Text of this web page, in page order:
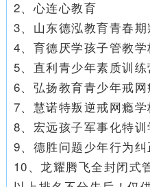
2、心连心教育
3、山东德泓教育青春
4、育德厌学孩子管教学
5、直利青少年素质训练
6、弘扬教育青少年戒网
7、慧诺特叛逆戒网瘾学
8、宏远孩子军事化特训
9、德胜问题少年行为
10、龙耀腾飞全封闭式